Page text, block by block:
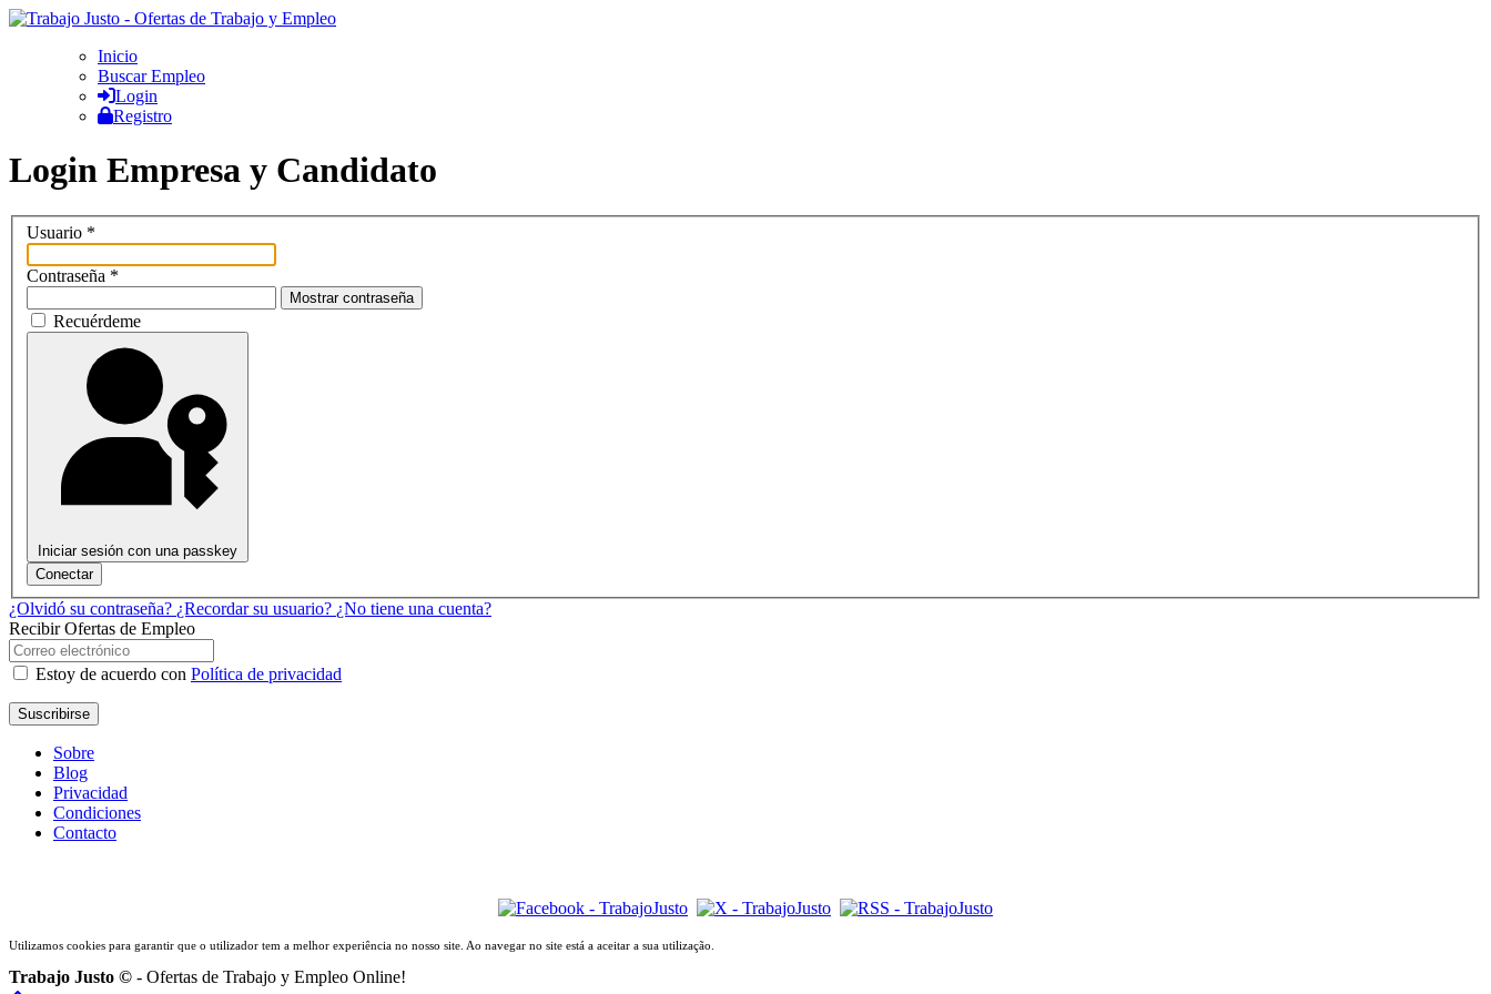
Inicio
Buscar Empleo
Login
Registro
Login Empresa y Candidato
Usuario *
Contraseña *
Mostrar contraseña
Recuérdeme
Iniciar sesión con una passkey
Conectar
¿Olvidó su contraseña? ¿Recordar su usuario? ¿No tiene una cuenta?
Recibir Ofertas de Empleo
Estoy de acuerdo con Política de privacidad
Suscribirse
Sobre
Blog
Privacidad
Condiciones
Contacto
Utilizamos cookies para garantir que o utilizador tem a melhor experiência no nosso site. Ao navegar no site está a aceitar a sua utilização.
Trabajo Justo © - Ofertas de Trabajo y Empleo Online!